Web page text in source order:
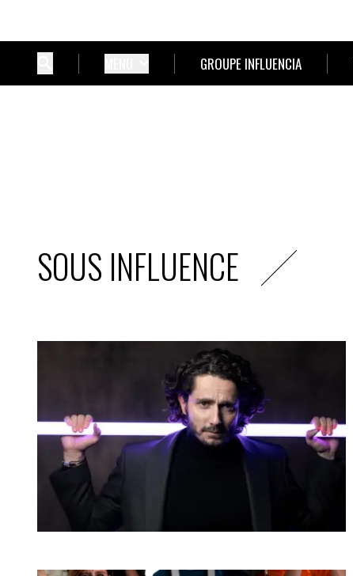
GROUPE INFLUENCIA
SOUS INFLUENCE